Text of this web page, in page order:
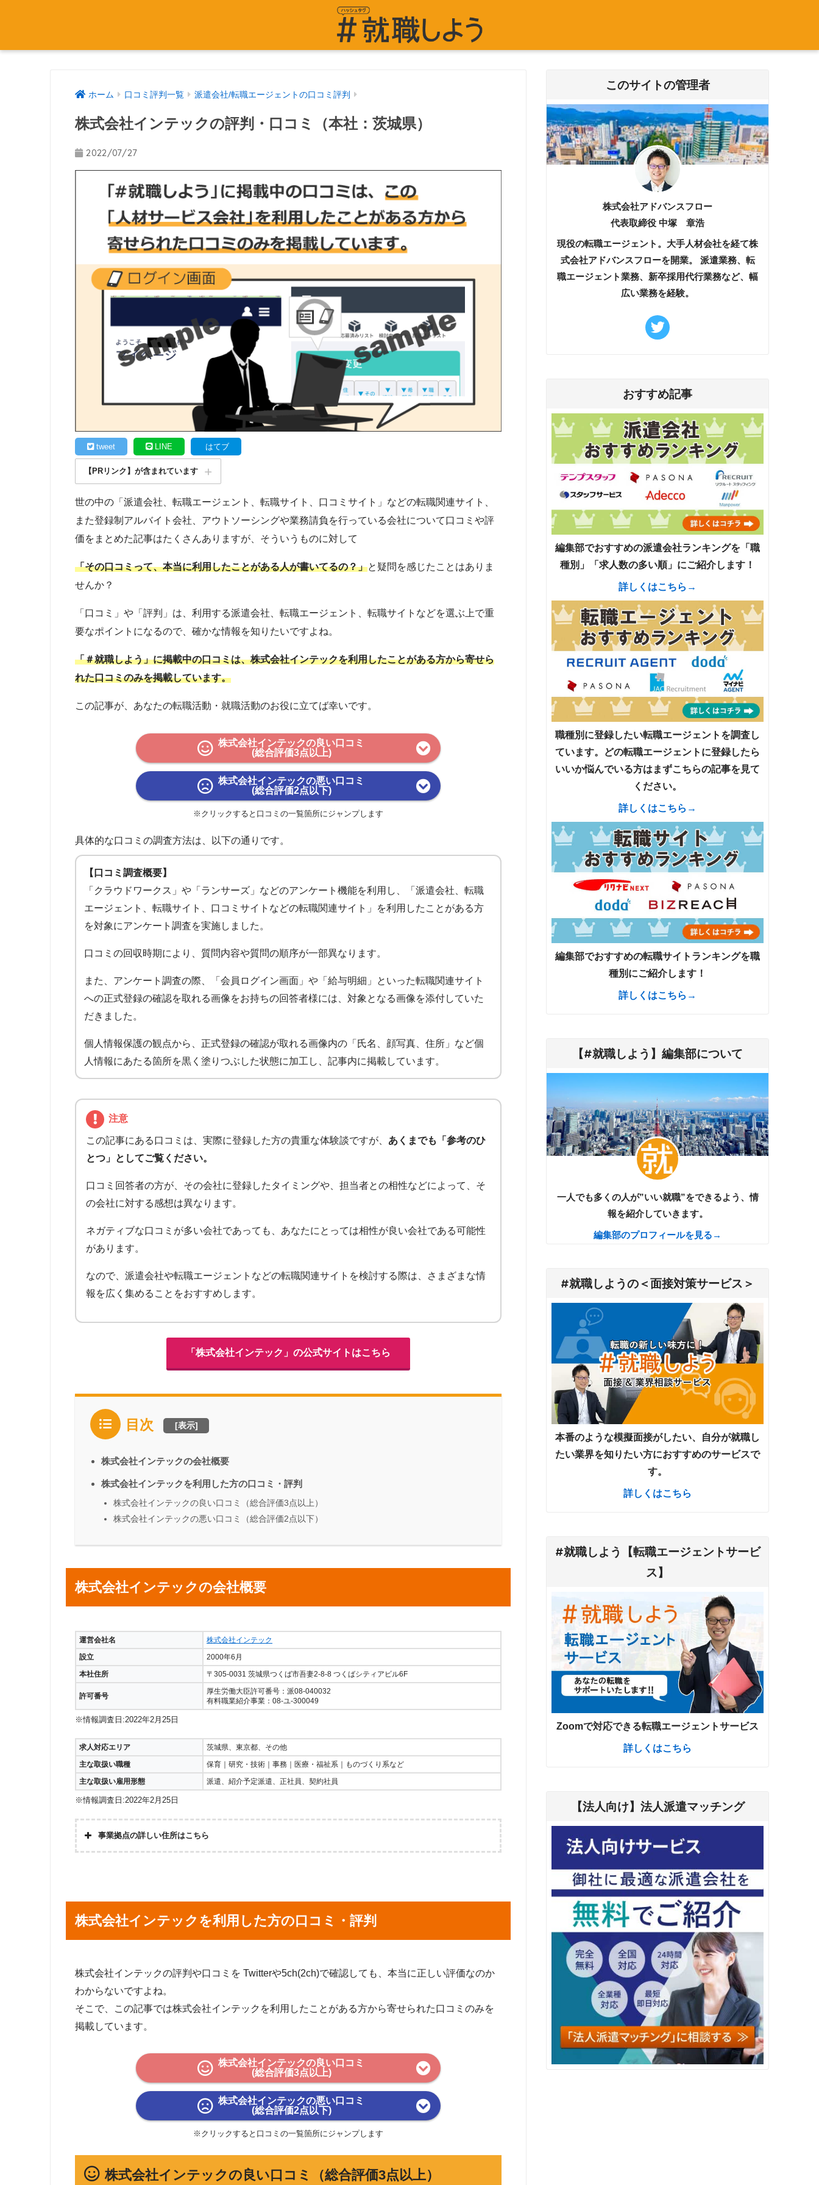
ホーム 口コミ評判一覧 派遣会社/転職エージェントの口コミ評判
株式会社インテックの評判・口コミ（本社：茨城県）
2022/07/27
tweet LINE はてブ
【PRリンク】が含まれています
世の中の「派遣会社、転職エージェント、転職サイト、口コミサイト」などの転職関連サイト、
また登録制アルバイト会社、アウトソーシングや業務請負を行っている会社について口コミや評
価をまとめた記事はたくさんありますが、そういうものに対して
「その口コミって、本当に利用したことがある人が書いてるの？」と疑問を感じたことはありま
せんか？
「口コミ」や「評判」は、利用する派遣会社、転職エージェント、転職サイトなどを選ぶ上で重
要なポイントになるので、確かな情報を知りたいですよね。
「＃就職しよう」に掲載中の口コミは、株式会社インテックを利用したことがある方から寄せら
れた口コミのみを掲載しています。
この記事が、あなたの転職活動・就職活動のお役に立てば幸いです。
株式会社インテックの良い口コミ
(総合評価3点以上)
株式会社インテックの悪い口コミ
(総合評価2点以下)
※クリックすると口コミの一覧箇所にジャンプします
具体的な口コミの調査方法は、以下の通りです。
【口コミ調査概要】
「クラウドワークス」や「ランサーズ」などのアンケート機能を利用し、「派遣会社、転職
エージェント、転職サイト、口コミサイトなどの転職関連サイト」を利用したことがある方
を対象にアンケート調査を実施しました。
口コミの回収時期により、質問内容や質問の順序が一部異なります。
また、アンケート調査の際、「会員ログイン画面」や「給与明細」といった転職関連サイト
への正式登録の確認を取れる画像をお持ちの回答者様には、対象となる画像を添付していた
だきました。
個人情報保護の観点から、正式登録の確認が取れる画像内の「氏名、顔写真、住所」など個
人情報にあたる箇所を黒く塗りつぶした状態に加工し、記事内に掲載しています。
注意
この記事にある口コミは、実際に登録した方の貴重な体験談ですが、 あくまでも「参考のひ
とつ」としてご覧ください。
口コミ回答者の方が、その会社に登録したタイミングや、担当者との相性などによって、そ
の会社に対する感想は異なります。
ネガティブな口コミが多い会社であっても、あなたにとっては相性が良い会社である可能性
があります。
なので、派遣会社や転職エージェントなどの転職関連サイトを検討する際は、さまざまな情
報を広く集めることをおすすめします。
「株式会社インテック」の公式サイトはこちら
目次 [表示]
株式会社インテックの会社概要
株式会社インテックを利用した方の口コミ・評判
株式会社インテックの良い口コミ（総合評価3点以上）
株式会社インテックの悪い口コミ（総合評価2点以下）
株式会社インテックの会社概要
運営会社名
株式会社インテック
設立
2000年6月
本社住所
〒305-0031 茨城県つくば市吾妻2-8-8 つくばシティアビル6F
許可番号
厚生労働大臣許可番号：派08-040032
有料職業紹介事業：08-ユ-300049
※情報調査日:2022年2月25日
求人対応エリア
茨城県、東京都、その他
主な取扱い職種
保育｜研究・技術｜事務｜医療・福祉系｜ものづくり系など
主な取扱い雇用形態
派遣、紹介予定派遣、正社員、契約社員
※情報調査日:2022年2月25日
事業拠点の詳しい住所はこちら
株式会社インテックを利用した方の口コミ・評判
株式会社インテックの評判や口コミを Twitterや5ch(2ch)で確認しても、本当に正しい評価なのか
わからないですよね。
そこで、この記事では株式会社インテックを利用したことがある方から寄せられた口コミのみを
掲載しています。
株式会社インテックの良い口コミ
(総合評価3点以上)
株式会社インテックの悪い口コミ
(総合評価2点以下)
※クリックすると口コミの一覧箇所にジャンプします
株式会社インテックの良い口コミ（総合評価3点以上）
このサイトの管理者
株式会社アドバンスフロー
代表取締役 中塚 章浩
現役の転職エージェント。大手人材会社を経て株
式会社アドバンスフローを開業。 派遣業務、転
職エージェント業務、新卒採用代行業務など、幅
広い業務を経験。
おすすめ記事
編集部でおすすめの派遣会社ランキングを「職
種別」「求人数の多い順」にご紹介します！
詳しくはこちら→
職種別に登録したい転職エージェントを調査し
ています。どの転職エージェントに登録したら
いいか悩んでいる方はまずこちらの記事を見て
ください。
詳しくはこちら→
編集部でおすすめの転職サイトランキングを職
種別にご紹介します！
詳しくはこちら→
【#就職しよう】編集部について
一人でも多くの人が”いい就職”をできるよう、情
報を紹介していきます。
編集部のプロフィールを見る→
#就職しようの＜面接対策サービス＞
本番のような模擬面接がしたい、自分が就職し
たい業界を知りたい方におすすめのサービスで
す。
詳しくはこちら
#就職しよう【転職エージェントサービ
ス】
Zoomで対応できる転職エージェントサービス
詳しくはこちら
【法人向け】法人派遣マッチング